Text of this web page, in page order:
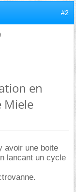
#2
en
Miele
avoir une boite
lancant un cycle